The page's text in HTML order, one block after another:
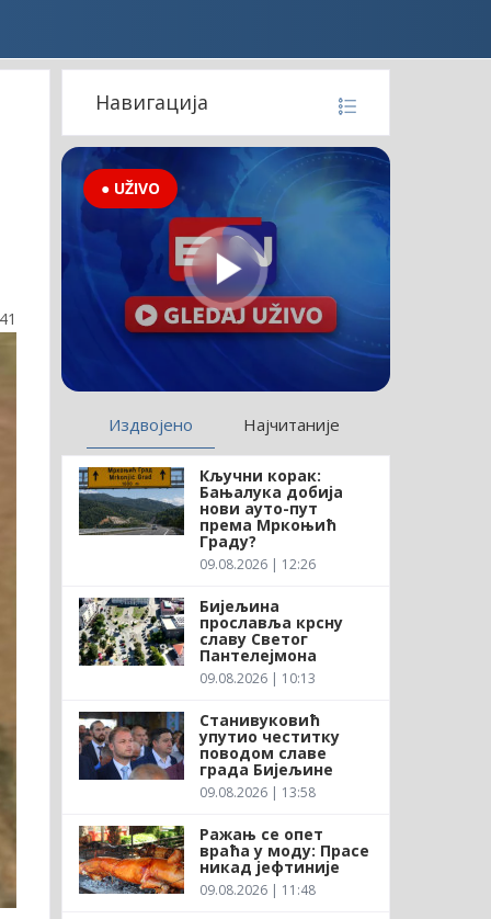
Навигација
● UŽIVO
Издвојено Најчитаније
Кључни корак:
Бањалука добија
нови ауто-пут
према Мркоњић
Граду?
09.08.2026 | 12:26
Бијељина
прославља крсну
славу Светог
Пантелејмона
09.08.2026 | 10:13
Станивуковић
упутио честитку
поводом славе
града Бијељине
09.08.2026 | 13:58
Ражањ се опет
враћа у моду: Прасе
никад јефтиније
09.08.2026 | 11:48